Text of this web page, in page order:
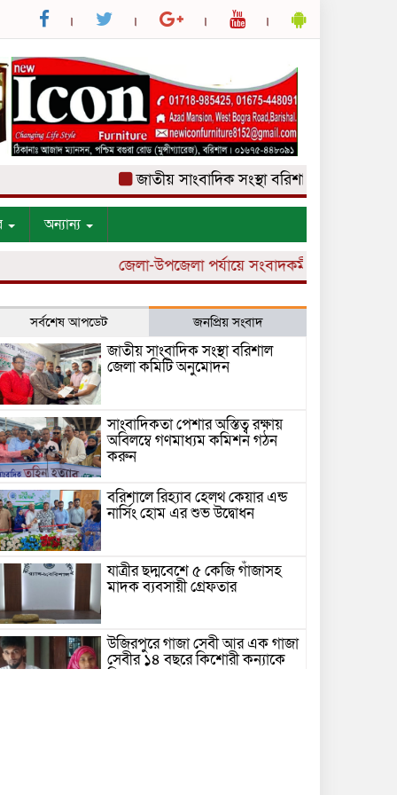
জাতীয় সাংবাদিক সংস্থা বরিশাল জেলা কমিটি
অন্যান্য
জেলা-উপজেলা পর্যায়ে সংবাদকর্মী নিয়োগ চলছে।
সর্বশেষ আপডেট জনপ্রিয় সংবাদ
জাতীয় সাংবাদিক সংস্থা বরিশাল
জেলা কমিটি অনুমোদন
সাংবাদিকতা পেশার অস্তিত্ব রক্ষায়
অবিলম্বে গণমাধ্যম কমিশন গঠন
করুন
বরিশালে রিহ্যাব হেলথ কেয়ার এন্ড
নার্সিং হোম এর শুভ উদ্বোধন
যাত্রীর ছদ্মবেশে ৫ কেজি গাঁজাসহ
মাদক ব্যবসায়ী গ্রেফতার
উজিরপুরে গাজা সেবী আর এক গাজা
সেবীর ১৪ বছরে কিশোরী কন্যাকে
বিয়ে, এলাকায় তোলপাড়